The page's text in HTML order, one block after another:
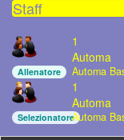
Staff
1
Automa
Allenatore Automa
1
Automa
SelezionatoreAutoma